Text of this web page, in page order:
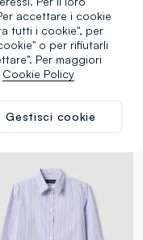
Top beige in tessuto elasticizzato con collo alto
accettare i cookie
tutti i cookie", per
o per rifiutarli
Per maggiori
Cookie Policy
Gestisci cookie